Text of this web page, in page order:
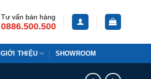
Tư vấn bán hàng
0886.500.500
GIỚI THIỆU SHOWROOM